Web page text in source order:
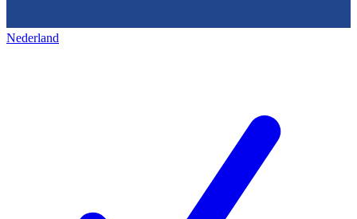
Nederland